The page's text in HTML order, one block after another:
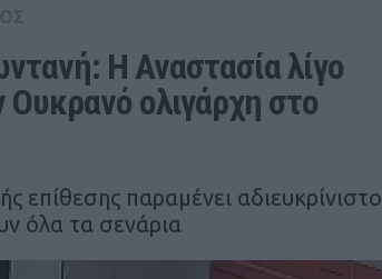
Η Αναστασία λίγο
Ουκρανό ολιγάρχη στο
επίθεσης παραμένει αδιευκρίνιστο
όλα τα σενάρια